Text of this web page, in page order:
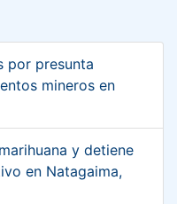
por presunta
mineros en
y detiene
en Natagaima,